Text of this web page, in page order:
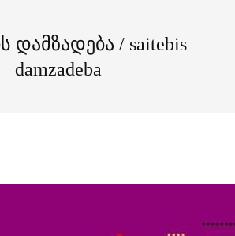
დამზადება / saitebis
damzadeba